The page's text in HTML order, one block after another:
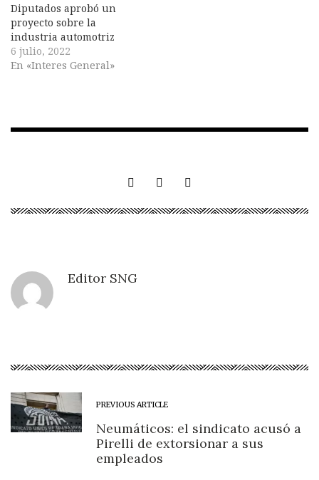
Diputados aprobó un
proyecto sobre la
industria automotriz
6 julio, 2022
En «Interes General»
Editor SNG
PREVIOUS ARTICLE
Neumáticos: el sindicato acusó a
Pirelli de extorsionar a sus
empleados